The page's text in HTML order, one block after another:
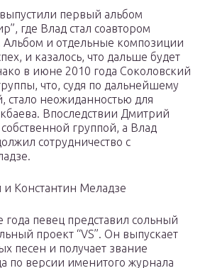
первый альбом
где Влад стал соавтором
Альбом и отдельные композиции
и казалось, что дальше будет
в июне 2010 года Соколовский
что, судя по дальнейшему
стало неожиданностью для
Впоследствии Дмитрий
группой, а Влад
сотрудничество с
Константин Меладзе
года певец представил сольный
проект “VS”. Он выпускает
песен и получает звание
по версии именитого журнала